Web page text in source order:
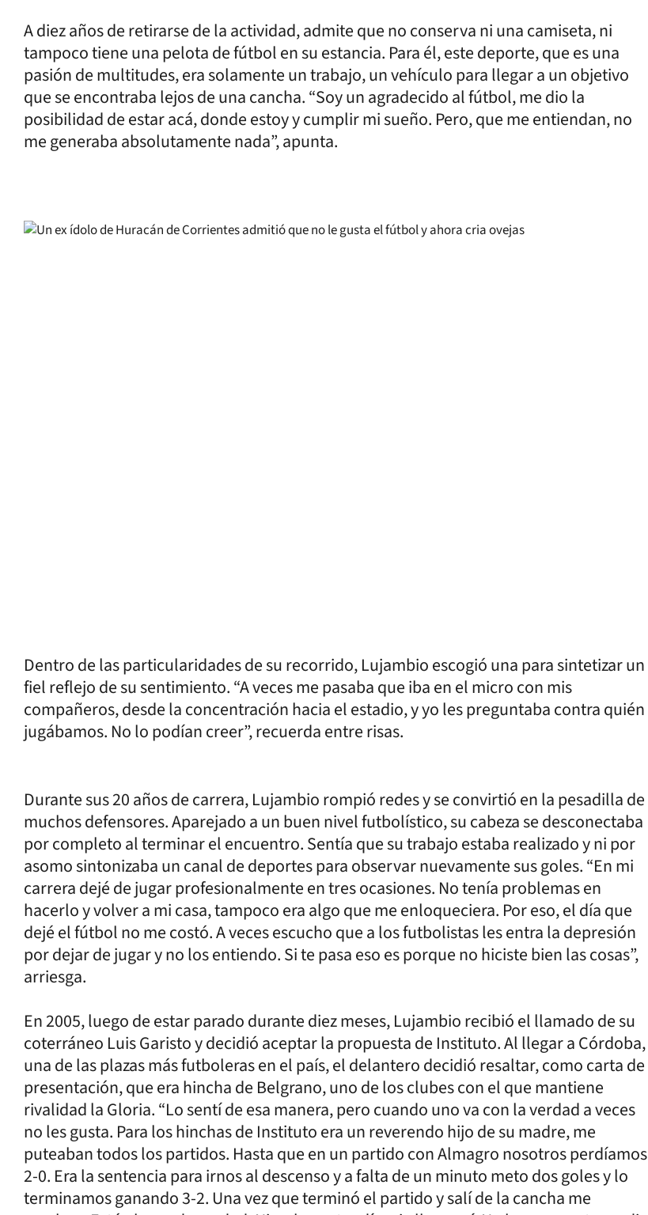
A diez años de retirarse de la actividad, admite que no conserva ni una camiseta, ni
tampoco tiene una pelota de fútbol en su estancia. Para él, este deporte, que es una
pasión de multitudes, era solamente un trabajo, un vehículo para llegar a un objetivo
que se encontraba lejos de una cancha. “Soy un agradecido al fútbol, me dio la
posibilidad de estar acá, donde estoy y cumplir mi sueño. Pero, que me entiendan, no
me generaba absolutamente nada”, apunta.
Dentro de las particularidades de su recorrido, Lujambio escogió una para sintetizar un
fiel reflejo de su sentimiento. “A veces me pasaba que iba en el micro con mis
compañeros, desde la concentración hacia el estadio, y yo les preguntaba contra quién
jugábamos. No lo podían creer”, recuerda entre risas.
Durante sus 20 años de carrera, Lujambio rompió redes y se convirtió en la pesadilla de
muchos defensores. Aparejado a un buen nivel futbolístico, su cabeza se desconectaba
por completo al terminar el encuentro. Sentía que su trabajo estaba realizado y ni por
asomo sintonizaba un canal de deportes para observar nuevamente sus goles. “En mi
carrera dejé de jugar profesionalmente en tres ocasiones. No tenía problemas en
hacerlo y volver a mi casa, tampoco era algo que me enloqueciera. Por eso, el día que
dejé el fútbol no me costó. A veces escucho que a los futbolistas les entra la depresión
por dejar de jugar y no los entiendo. Si te pasa eso es porque no hiciste bien las cosas”,
arriesga.
En 2005, luego de estar parado durante diez meses, Lujambio recibió el llamado de su
coterráneo Luis Garisto y decidió aceptar la propuesta de Instituto. Al llegar a Córdoba,
una de las plazas más futboleras en el país, el delantero decidió resaltar, como carta de
presentación, que era hincha de Belgrano, uno de los clubes con el que mantiene
rivalidad la Gloria. “Lo sentí de esa manera, pero cuando uno va con la verdad a veces
no les gusta. Para los hinchas de Instituto era un reverendo hijo de su madre, me
puteaban todos los partidos. Hasta que en un partido con Almagro nosotros perdíamos
2-0. Era la sentencia para irnos al descenso y a falta de un minuto meto dos goles y lo
terminamos ganando 3-2. Una vez que terminó el partido y salí de la cancha me